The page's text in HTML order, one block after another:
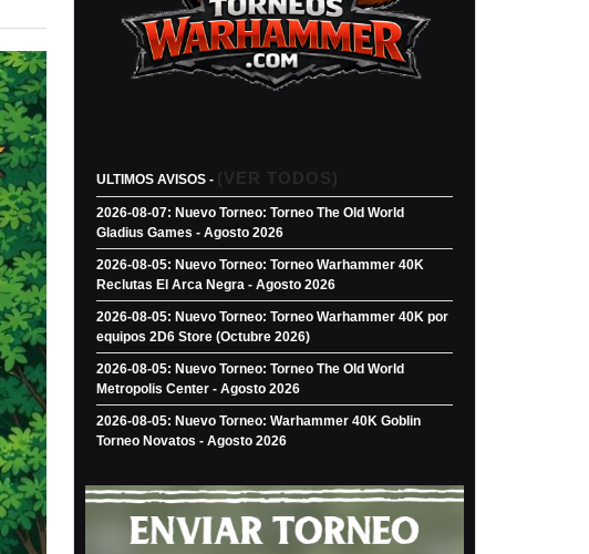
ULTIMOS AVISOS - (VER TODOS)
2026-08-07: Nuevo Torneo: Torneo The Old World
Gladius Games - Agosto 2026
2026-08-05: Nuevo Torneo: Torneo Warhammer 40K
Reclutas El Arca Negra - Agosto 2026
2026-08-05: Nuevo Torneo: Torneo Warhammer 40K por
equipos 2D6 Store (Octubre 2026)
2026-08-05: Nuevo Torneo: Torneo The Old World
Metropolis Center - Agosto 2026
2026-08-05: Nuevo Torneo: Warhammer 40K Goblin
Torneo Novatos - Agosto 2026